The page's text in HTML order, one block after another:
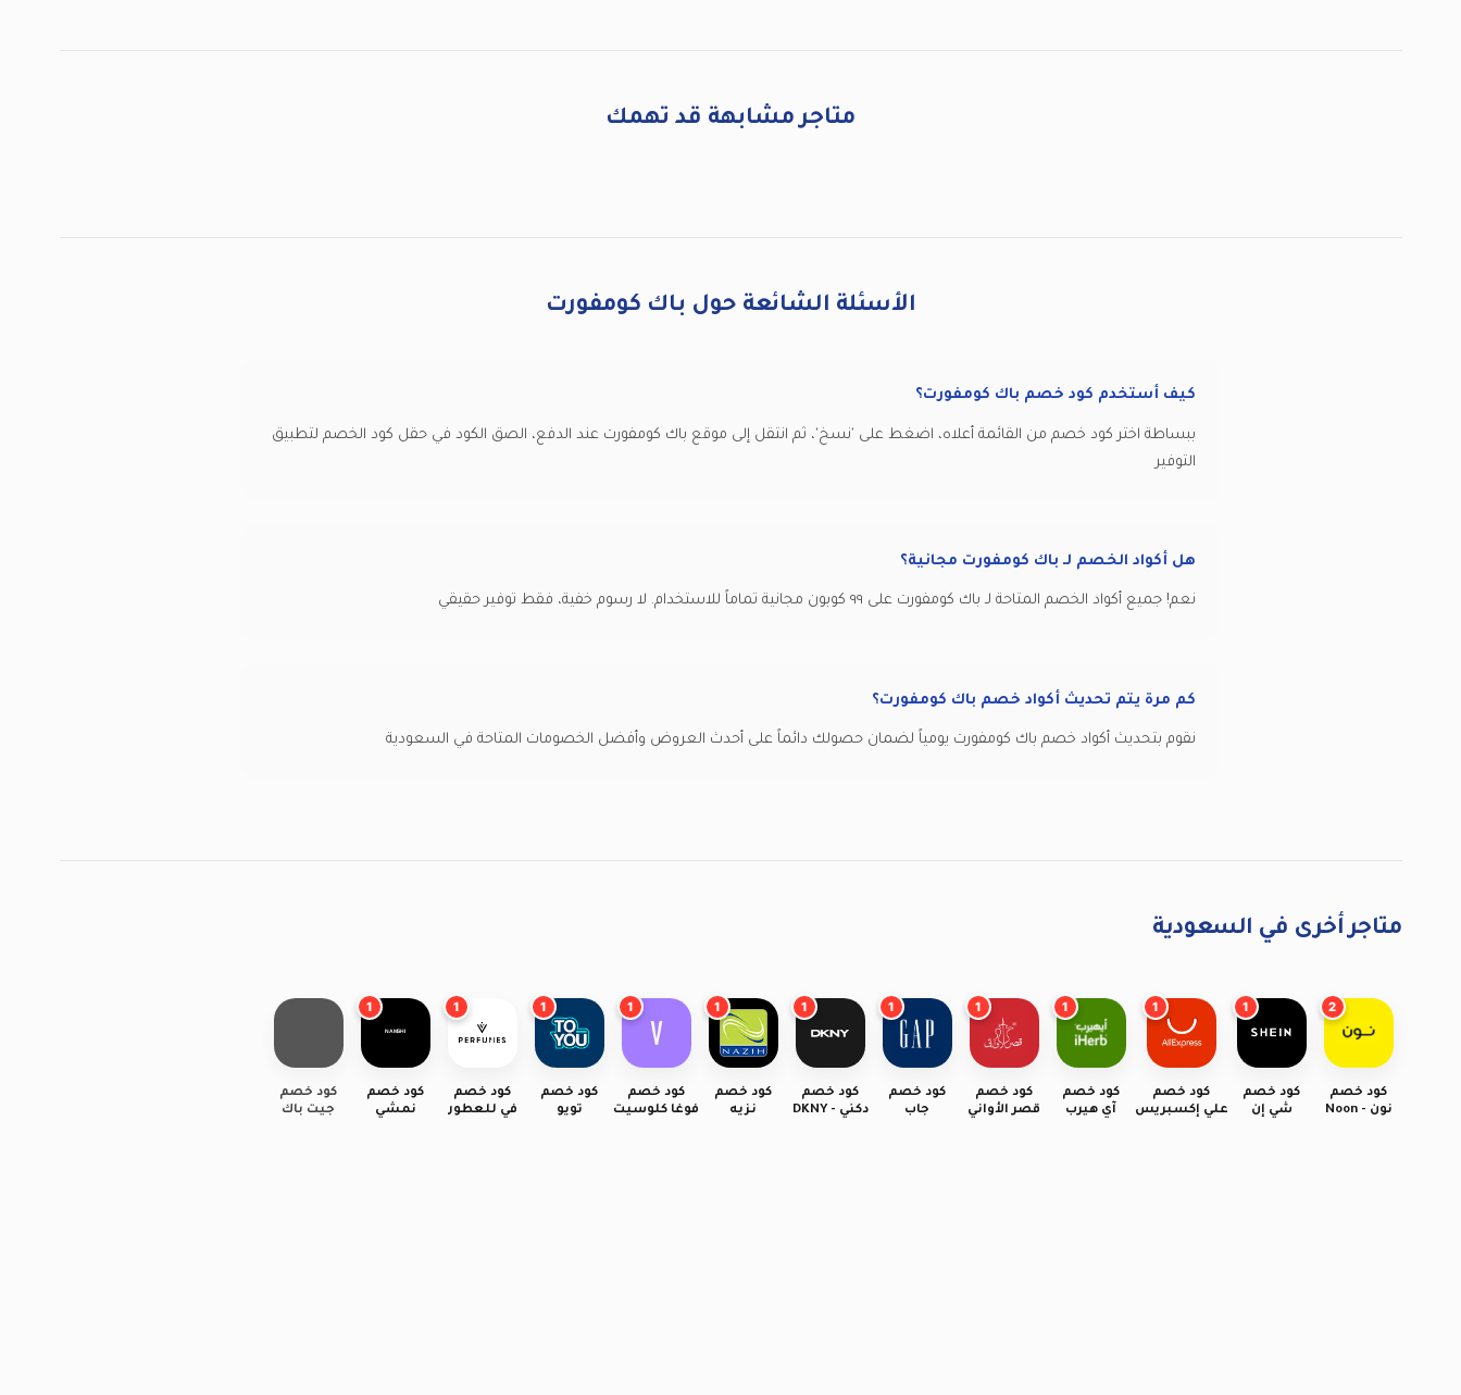
متاجر مشابهة قد تهمك
الأسئلة الشائعة حول باك كومفورت
كيف أستخدم كود خصم باك كومفورت؟
ببساطة اختر كود خصم من القائمة أعلاه، اضغط على 'نسخ'، ثم انتقل إلى موقع باك كومفورت عند الدفع، الصق الكود في حقل كود الخصم لتطبيق
التوفير
هل أكواد الخصم لـ باك كومفورت مجانية؟
نعم! جميع أكواد الخصم المتاحة لـ باك كومفورت على ٩٩ كوبون مجانية تماماً للاستخدام. لا رسوم خفية، فقط توفير حقيقي
كم مرة يتم تحديث أكواد خصم باك كومفورت؟
نقوم بتحديث أكواد خصم باك كومفورت يومياً لضمان حصولك دائماً على أحدث العروض وأفضل الخصومات المتاحة في السعودية
متاجر أخرى في السعودية
2
كود خصم
نون - Noon
1
كود خصم
شي إن
1
كود خصم
علي إكسبريس
1
كود خصم
آي هيرب
1
كود خصم
قصر الأواني
1
كود خصم
جاب
1
كود خصم
دكني - DKNY
1
كود خصم
نزيه
1
كود خصم
فوغا كلوسيت
1
كود خصم
تويو
1
كود خصم
في للعطور
1
كود خصم
نمشي
كود خصم
جيت باك